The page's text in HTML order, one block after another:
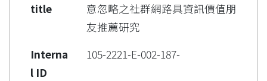
title
意忽略之社群網路具資訊價值朋
友推薦研究
Interna
l ID
105-2221-E-002-187-